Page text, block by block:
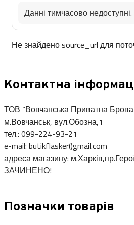
Данні тимчасово недоступні.
Не знайдено source_url для
Контактна
ТОВ “Вовчанська Приватна
м.Вовчанськ, вул.Обозна,1
тел.: 099-224-93-21
e-mail: butikflasker()gmail.com
адреса магазину:
ЗАЧИНЕНО!
Позначки товарів